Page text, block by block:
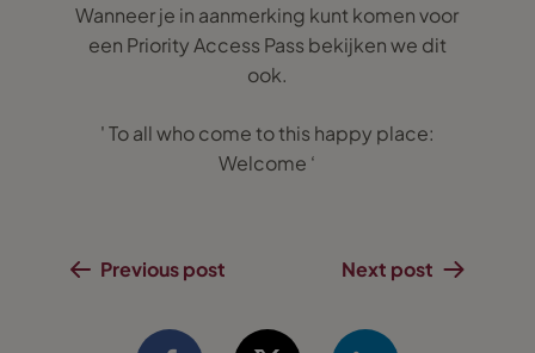
Wanneer je in aanmerking kunt komen voor
een Priority Access Pass bekijken we dit
ook.
' To all who come to this happy place:
Welcome ‘
Previous post Next post